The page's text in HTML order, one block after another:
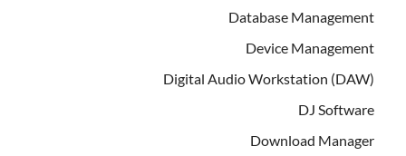
Database Management
Device Management
Digital Audio Workstation (DAW)
DJ Software
Download Manager